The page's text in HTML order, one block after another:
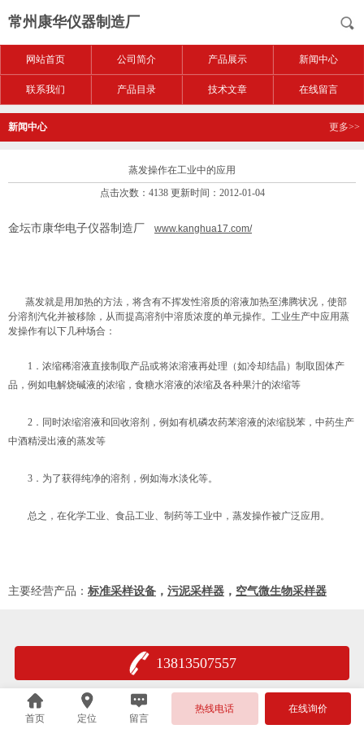
常州康华仪器制造厂
网站首页 公司简介 产品展示 新闻中心
联系我们 产品目录 技术文章 在线留言
新闻中心 更多>>
蒸发操作在工业中的应用
点击次数：4138 更新时间：2012-01-04
金坛市康华电子仪器制造厂 www.kanghua17.com/
蒸发就是用加热的方法，将含有不挥发性溶质的溶液加热至沸腾状况，使部
分溶剂汽化并被移除，从而提高溶剂中溶质浓度的单元操作。工业生产中应用蒸
发操作有以下几种场合：
1．浓缩稀溶液直接制取产品或将浓溶液再处理（如冷却结晶）制取固体产
品，例如电解烧碱液的浓缩，食糖水溶液的浓缩及各种果汁的浓缩等
2．同时浓缩溶液和回收溶剂，例如有机磷农药苯溶液的浓缩脱苯，中药生产
中酒精浸出液的蒸发等
3．为了获得纯净的溶剂，例如海水淡化等。
总之，在化学工业、食品工业、制药等工业中，蒸发操作被广泛应用。
主要经营产品： 标准采样设备 ， 污泥采样器 ， 空气微生物采样器
13813507557
首页 定位 留言
热线电话 在线询价